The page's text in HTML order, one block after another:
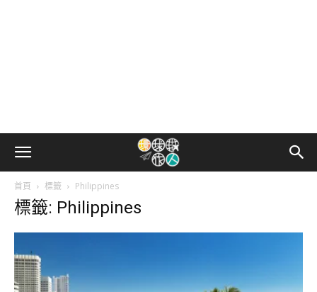
首頁 標籤 Philippines
標籤: Philippines